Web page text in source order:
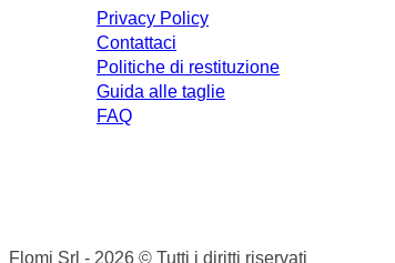
Privacy Policy
Contattaci
Politiche di restituzione
Guida alle taglie
FAQ
Flomi Srl - 2026 © Tutti i diritti riservati